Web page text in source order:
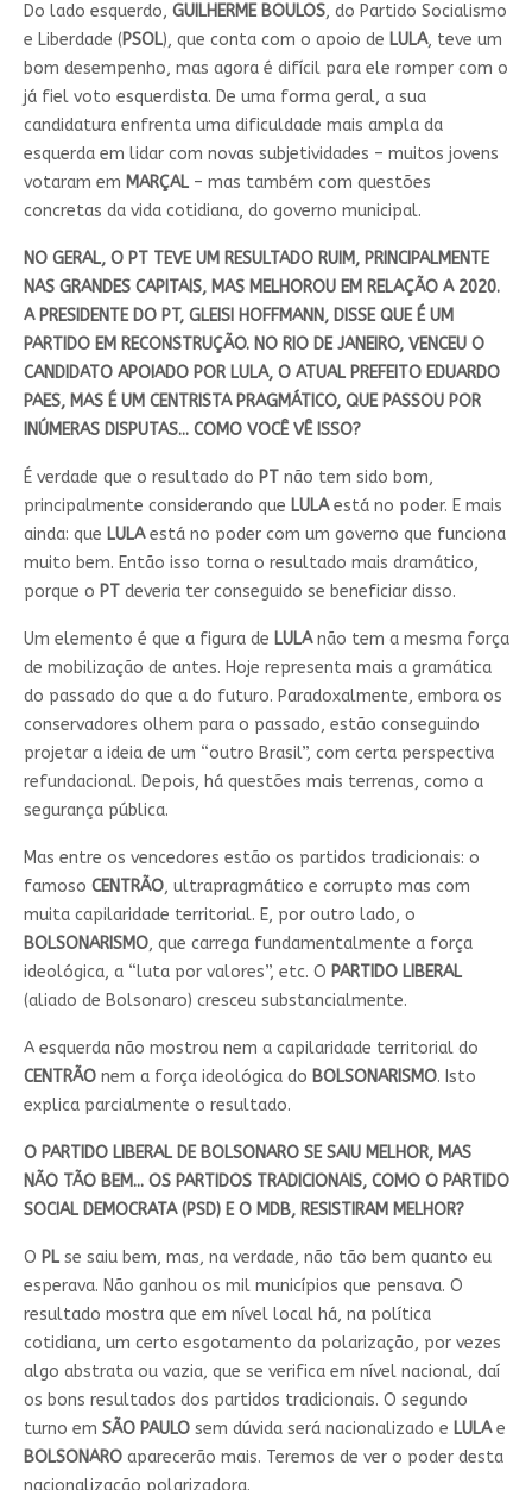
Do lado esquerdo, GUILHERME BOULOS, do Partido Socialismo
e Liberdade (PSOL), que conta com o apoio de LULA, teve um
bom desempenho, mas agora é difícil para ele romper com o
já fiel voto esquerdista. De uma forma geral, a sua
candidatura enfrenta uma dificuldade mais ampla da
esquerda em lidar com novas subjetividades – muitos jovens
votaram em MARÇAL– mas também com questões
concretas da vida cotidiana, do governo municipal.
NO GERAL, O PT TEVE UM RESULTADO RUIM, PRINCIPALMENTE
NAS GRANDES CAPITAIS, MAS MELHOROU EM RELAÇÃO A 2020.
A PRESIDENTE DO PT, GLEISI HOFFMANN, DISSE QUE É UM
PARTIDO EM RECONSTRUÇÃO. NO RIO DE JANEIRO, VENCEU O
CANDIDATO APOIADO POR LULA, O ATUAL PREFEITO EDUARDO
PAES, MAS É UM CENTRISTA PRAGMÁTICO, QUE PASSOU POR
INÚMERAS DISPUTAS... COMO VOCÊ VÊ ISSO?
É verdade que o resultado do PTnão tem sido bom,
principalmente considerando que LULAestá no poder. E mais
ainda: que LULAestá no poder com um governo que funciona
muito bem. Então isso torna o resultado mais dramático,
porque o PTdeveria ter conseguido se beneficiar disso.
Um elemento é que a figura de LULAnão tem a mesma força
de mobilização de antes. Hoje representa mais a gramática
do passado do que a do futuro. Paradoxalmente, embora os
conservadores olhem para o passado, estão conseguindo
projetar a ideia de um “outro Brasil”, com certa perspectiva
refundacional. Depois, há questões mais terrenas, como a
segurança pública.
Mas entre os vencedores estão os partidos tradicionais: o
famoso CENTRÃO, ultrapragmático e corrupto mas com
muita capilaridade territorial. E, por outro lado, o
BOLSONARISMO, que carrega fundamentalmente a força
ideológica, a “luta por valores”, etc. O PARTIDO LIBERAL
(aliado de Bolsonaro) cresceu substancialmente.
A esquerda não mostrou nem a capilaridade territorial do
CENTRÃOnem a força ideológica do BOLSONARISMO. Isto
explica parcialmente o resultado.
O PARTIDO LIBERAL DE BOLSONARO SE SAIU MELHOR, MAS
NÃO TÃO BEM... OS PARTIDOS TRADICIONAIS, COMO O PARTIDO
SOCIAL DEMOCRATA (PSD) E O MDB, RESISTIRAM MELHOR?
O PLse saiu bem, mas, na verdade, não tão bem quanto eu
esperava. Não ganhou os mil municípios que pensava. O
resultado mostra que em nível local há, na política
cotidiana, um certo esgotamento da polarização, por vezes
algo abstrata ou vazia, que se verifica em nível nacional, daí
os bons resultados dos partidos tradicionais. O segundo
turno em SÃO PAULOsem dúvida será nacionalizado e LULAe
BOLSONAROaparecerão mais. Teremos de ver o poder desta